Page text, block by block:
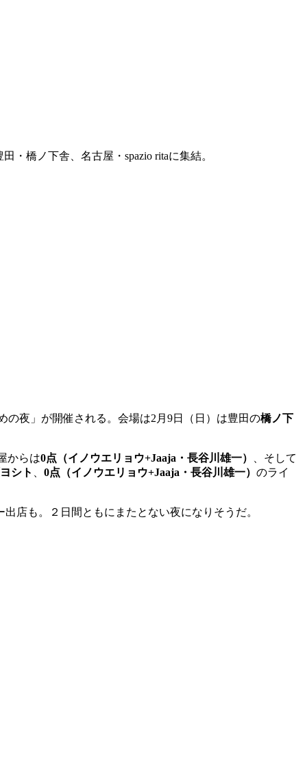
・橋ノ下舎、名古屋・spazio ritaに集結。
の夜」が開催される。会場は2月9日（日）は豊田の橋ノ下
からは0点（イノウエリョウ+Jaaja・長谷川雄一）
、そして
シト 0点（イノウエリョウ+Jaaja・長谷川雄一） のライ
出店も。２日間ともにまたとない夜になりそうだ。